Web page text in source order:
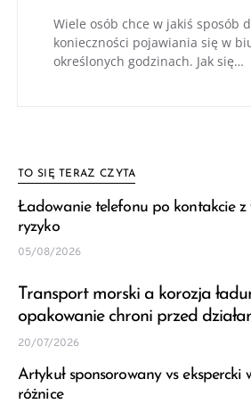
Wiele osób chce w jakiś sposób
konieczności pojawiania się w
określonych godzinach. Jak się…
TO SIĘ TERAZ CZYTA
Ładowanie telefonu po kontakcie z
ryzyko
05/08/2026
Transport morski a korozja
opakowanie chroni przed
20/07/2026
Artykuł sponsorowany vs ekspercki
różnice